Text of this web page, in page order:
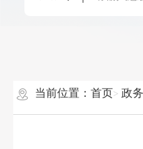
当前位置： 首页 政